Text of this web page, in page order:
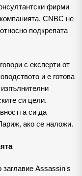
фирми
CNBC не
подкрепата
с експерти от
и е готова
си цели.
си да
ако се наложи.
заглавие Assassin's